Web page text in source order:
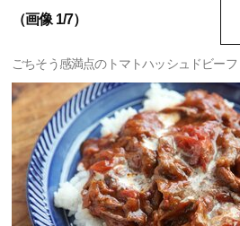
（画像 1/7）
ごちそう感満点のトマトハッシュドビーフ